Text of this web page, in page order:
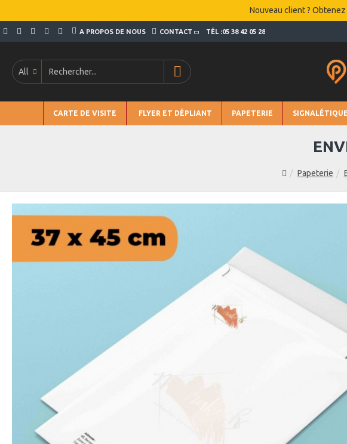
Nouveau client ?
A PROPOS DE NOUS CONTACT TÉL :05 38 42 05 28
All
CARTE DE VISITE FLYER ET DÉPLIANT PAPETERIE SIGNALÉTIQUE
Papeterie